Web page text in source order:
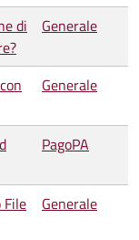
di
Generale
Generale
PagoPA
File
Generale